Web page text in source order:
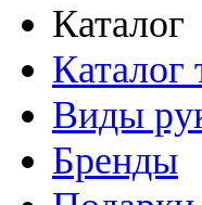
Каталог
Каталог
Виды
Бренды